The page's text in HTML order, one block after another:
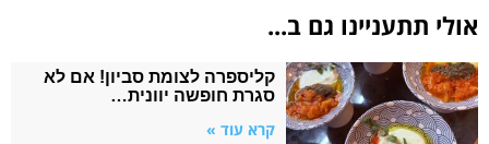
אולי תתעניינו גם ב...
קליספרה לצומת סביון! אם לא
סגרת חופשה יוונית…
קרא עוד »